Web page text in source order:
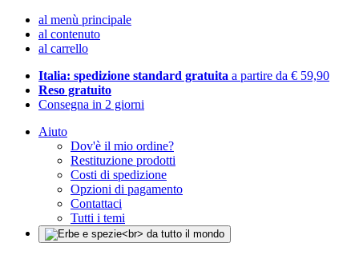
al menù principale
al contenuto
al carrello
Italia: spedizione standard gratuita a partire da € 59,90
Reso gratuito
Consegna in 2 giorni
Aiuto
Dov'è il mio ordine?
Restituzione prodotti
Costi di spedizione
Opzioni di pagamento
Contattaci
Tutti i temi